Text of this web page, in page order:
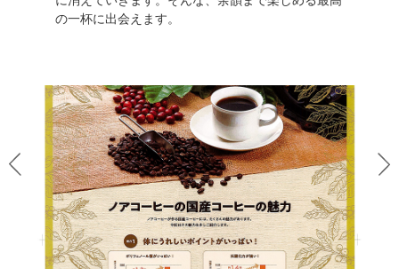
の一杯に出会えます。